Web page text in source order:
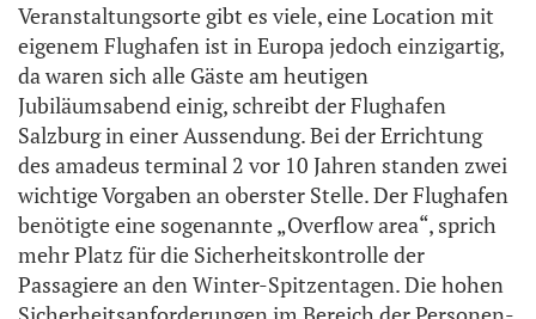
Veranstaltungsorte gibt es viele, eine Location mit
eigenem Flughafen ist in Europa jedoch einzigartig,
da waren sich alle Gäste am heutigen
Jubiläumsabend einig, schreibt der Flughafen
Salzburg in einer Aussendung. Bei der Errichtung
des amadeus terminal 2 vor 10 Jahren standen zwei
wichtige Vorgaben an oberster Stelle. Der Flughafen
benötigte eine sogenannte „Overflow area“, sprich
mehr Platz für die Sicherheitskontrolle der
Passagiere an den Winter-Spitzentagen. Die hohen